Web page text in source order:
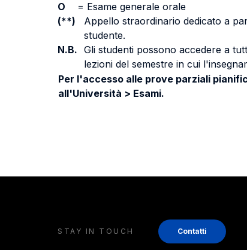
O
= Esame generale orale
(**)
Appello straordinario dedicato a
studente.
N.B. Gli studenti possono accedere a
lezioni del semestre in cui
Per l'accesso alle prove parziali
all'Università > Esami.
STAY IN TOUCH Contatti